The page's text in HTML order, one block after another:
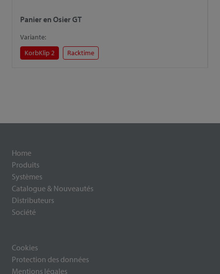
Panier en Osier GT
Variante:
KorbKlip 2
Racktime
Home
Produits
Systèmes
Catalogue & Nouveautés
Distributeurs
Société
Cookies
Protection des données
Mentions légales